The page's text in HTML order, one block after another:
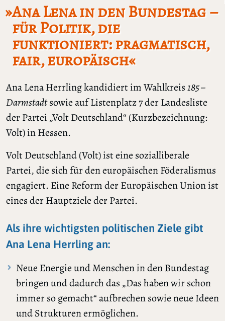
»Ana Lena in den Bundestag –
für Politik, die
funktioniert: pragmatisch,
fair, europäisch«
Ana Lena Herrling kandidiert im Wahlkreis185 –
Darmstadtsowie auf Listenplatz 7 der Landesliste
der Partei „Volt Deutschland“ (Kurzbezeichnung:
Volt) in Hessen.
Volt Deutschland (Volt) ist eine sozialliberale
Partei, die sich für den europäischen Föderalismus
engagiert. Eine Reform der Europäischen Union ist
eines der Hauptziele der Partei.
Als ihre wichtigsten politischen Ziele gibt
Ana Lena Herrling an:
Neue Energie und Menschen in den Bundestag
bringen und dadurch das „Das haben wir schon
immer so gemacht“ aufbrechen sowie neue Ideen
und Strukturen ermöglichen.